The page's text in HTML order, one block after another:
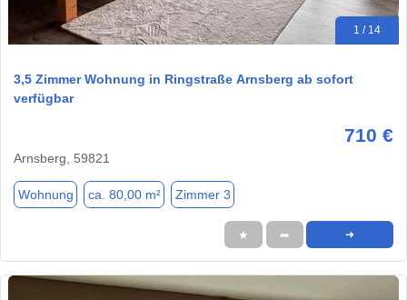
1 / 14
3,5 Zimmer Wohnung in Ringstraße Arnsberg ab sofort
verfügbar
710 €
Arnsberg, 59821
Wohnung ca. 80,00 m² Zimmer 3
★ ➦ ➜